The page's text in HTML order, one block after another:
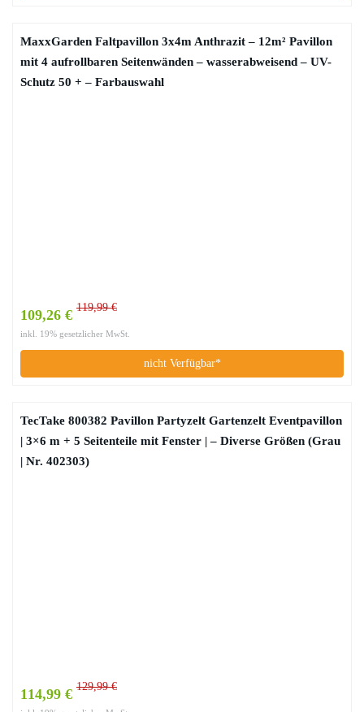
MaxxGarden Faltpavillon 3x4m Anthrazit – 12m² Pavillon
mit 4 aufrollbaren Seitenwänden – wasserabweisend – UV-
Schutz 50 + – Farbauswahl
109,26 € 119,99 €
inkl. 19% gesetzlicher MwSt.
nicht Verfügbar*
TecTake 800382 Pavillon Partyzelt Gartenzelt Eventpavillon
| 3×6 m + 5 Seitenteile mit Fenster | – Diverse Größen (Grau
| Nr. 402303)
114,99 € 129,99 €